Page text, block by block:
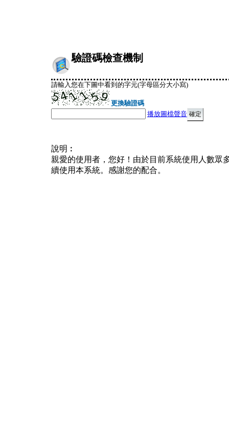
驗證碼檢查機制
請輸入您在下圖中看到的字元(字母區分大小寫)
更換驗證碼
播放圖檔聲音
說明︰
親愛的使用者，您好！由於目前系統使用人數眾
續使用本系統。感謝您的配合。